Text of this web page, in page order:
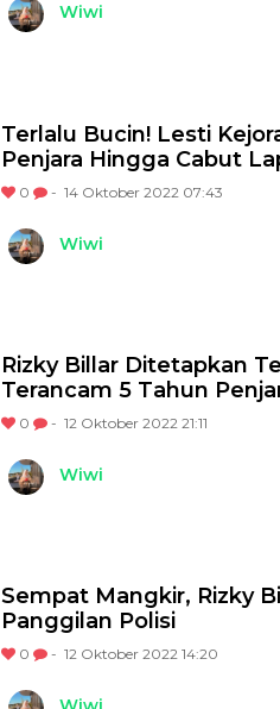
Wiwi
Terlalu Bucin! Lesti
Penjara Hingga Cabut
0 - 14 Oktober 2022 07:43
Wiwi
Rizky Billar Ditetapkan
Terancam 5 Tahun
0 - 12 Oktober 2022 21:11
Wiwi
Sempat Mangkir, Rizky
Panggilan Polisi
0 - 12 Oktober 2022 14:20